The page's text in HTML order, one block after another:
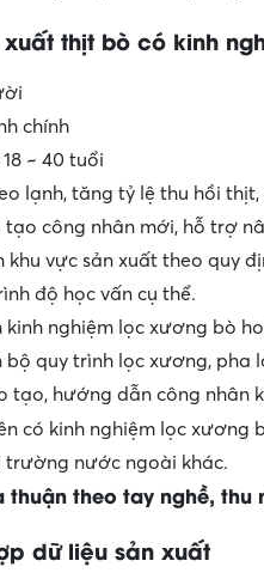
xuất thịt bò có kinh
chính
~ 40 tuổi
lạnh, tăng tỷ lệ thu hồi
công nhân mới, hỗ trợ
khu vực sản xuất theo quy
độ học vấn cụ thể.
kinh nghiệm lọc xương bò
quy trình lọc xương, pha
tạo, hướng dẫn công nhân
có kinh nghiệm lọc xương
trường nước ngoài khác.
thuận theo tay nghề, thu
dữ liệu sản xuất